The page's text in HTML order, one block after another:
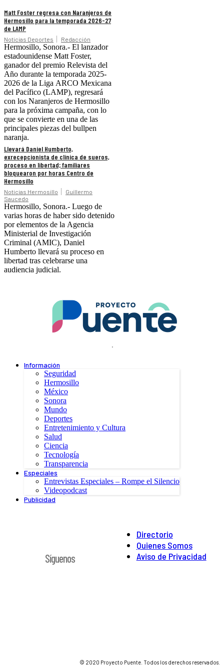
Matt Foster regresa con Naranjeros de
Hermosillo para la temporada 2026-27
de LAMP
Noticias Deportes Redacción
Hermosillo, Sonora.- El lanzador
estadounidense Matt Foster,
ganador del premio Relevista del
Año durante la temporada 2025-
2026 de la Liga ARCO Mexicana
del Pacífico (LAMP), regresará
con los Naranjeros de Hermosillo
para la próxima campaña, con lo
que se convierte en una de las
principales piezas del bullpen
naranja.
Llevará Daniel Humberto,
exrecepcionista de clínica de sueros,
proceso en libertad; familiares
bloquearon por horas Centro de
Hermosillo
Noticias Hermosillo
Guillermo
Saucedo
Hermosillo, Sonora.- Luego de
varias horas de haber sido detenido
por elementos de la Agencia
Ministerial de Investigación
Criminal (AMIC), Daniel
Humberto llevará su proceso en
libertad tras celebrarse una
audiencia judicial.
.
Información
Seguridad
Hermosillo
México
Sonora
Mundo
Deportes
Entretenimiento y Cultura
Salud
Ciencia
Tecnología
Transparencia
Especiales
Entrevistas Especiales – Rompe el Silencio
Videopodcast
Publicidad
Directorio
Quienes Somos
Aviso de Privacidad
Síguenos
© 2020 Proyecto Puente. Todos los derechos reservados.